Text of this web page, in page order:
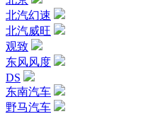
北汽幻速
北汽威旺
观致
东风风度
DS
东南汽车
野马汽车